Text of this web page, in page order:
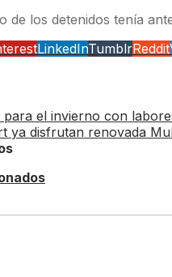
de los detenidos tenía
LinkedInTumblrReddit
el invierno con
ya disfrutan renovada